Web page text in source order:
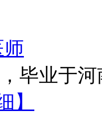
毕业于
】